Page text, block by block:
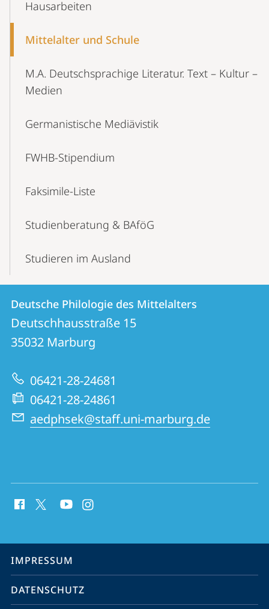
Hausarbeiten
Mittelalter und Schule
M.A. Deutschsprachige Literatur. Text – Kultur –
Medien
Germanistische Mediävistik
FWHB-Stipendium
Faksimile-Liste
Studienberatung & BAföG
Studieren im Ausland
Kontakt
und
Informationen
zur
Website
Kontaktinformationen
Deutsche
Philologie
des
Mittelalters
Deutsche Philologie des Mittelalters
Deutschhausstraße 15
35032 Marburg
06421-28-24681
06421-28-24861
aedphsek@staff.uni-marburg.de
Media
Service-
Navigation
IMPRESSUM
DATENSCHUTZ